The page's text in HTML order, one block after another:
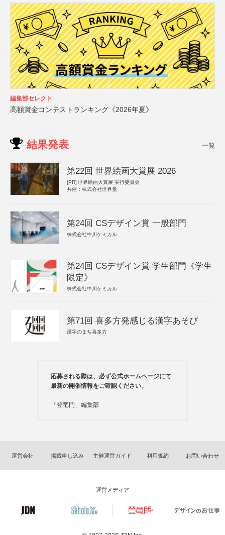
編集部セレクト
高額賞金コンテストランキング《2026年夏》
結果発表 一覧
第22回 世界絵画大賞展 2026
[PR] 世界絵画大賞展 実行委員会
共催：株式会社世界堂
第24回 CSデザイン賞 一般部門
株式会社中川ケミカル
第24回 CSデザイン賞 学生部門《学生
限定》
株式会社中川ケミカル
第71回 喜多方発感じる漢字あそび
漢字のまち喜多方
応募される際は、必ず公式ホームページにて
最新の開催情報をご確認ください。
「登竜門」編集部
運営会社 掲載申し込み 主催運営ガイド 利用規約 お問い合わせ
運営メディア